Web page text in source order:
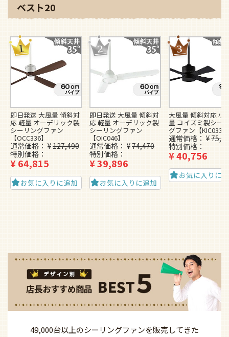
ベスト20
即日発送 大風量 傾斜対
応 軽量 オーデリック製
シーリングファン
【OCC336】
通常価格 ¥127,490
特別価格
¥64,815
お気に入りに追加
即日発送 大風量 傾斜対
応 軽量 オーデリック製
シーリングファン
【OIC046】
通常価格 ¥74,470
特別価格
¥39,896
お気に入りに追加
大風量 傾斜対応 小
量 コイズミ製シー
グファン【KIC033】
通常価格 ¥
特別価格
¥40,756
お気に入りに
49,000台以上のシーリングファンを販売してきた